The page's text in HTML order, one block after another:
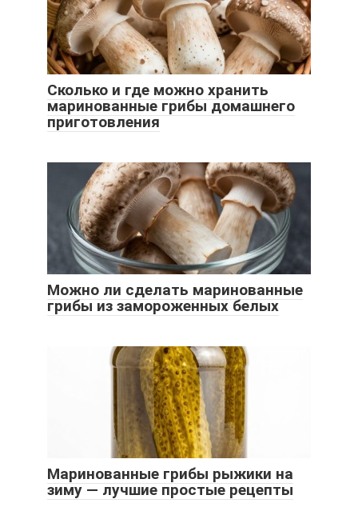
Сколько и где можно хранить
маринованные грибы домашнего
приготовления
Можно ли сделать маринованные
грибы из замороженных белых
Маринованные грибы рыжики на
зиму — лучшие простые рецепты